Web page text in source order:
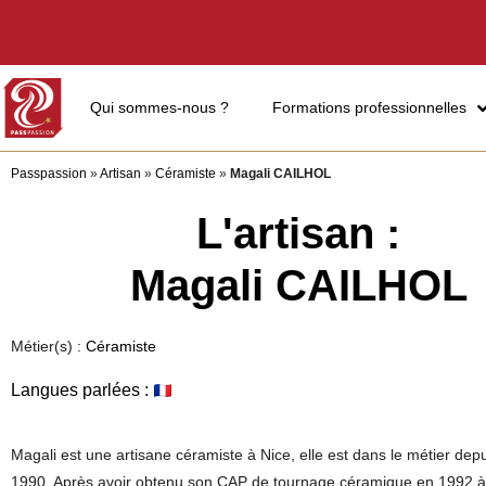
Qui sommes-nous ? Formations professionnelles
Passpassion »Artisan » Céramiste » Magali CAILHOL
L'artisan :
Magali CAILHOL
Métier(s) : Céramiste
Langues parlées :
Magali est une artisane céramiste à Nice, elle est dans le métier
1990. Après avoir obtenu son CAP de tournage céramique en 1992